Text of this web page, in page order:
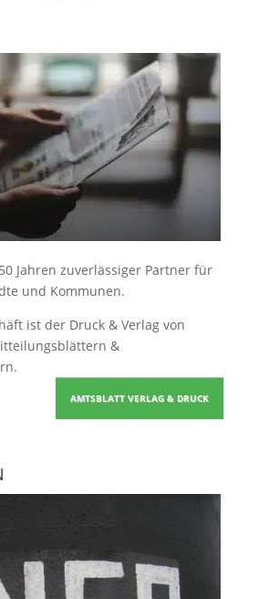
Jahren zuverlässiger Partner für
und Kommunen.
ist der Druck & Verlag von
&
.
AMTSBLATT VERLAG & DRUCK